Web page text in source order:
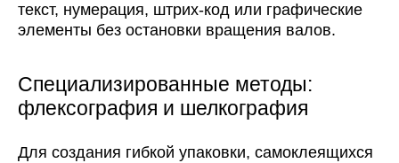
текст, нумерация, штрих-код или графические
элементы без остановки вращения валов.
Специализированные методы:
флексография и шелкография
Для создания гибкой упаковки, самоклеящихся